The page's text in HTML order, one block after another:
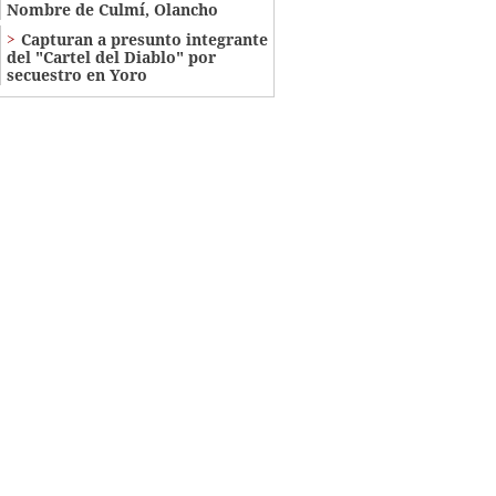
Nombre de Culmí, Olancho
Capturan a presunto integrante
del "Cartel del Diablo" por
secuestro en Yoro